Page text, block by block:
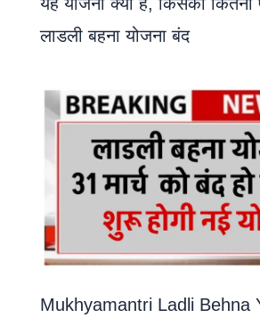
लाडली बहना योजना बंद
Mukhyamantri Ladli Behna